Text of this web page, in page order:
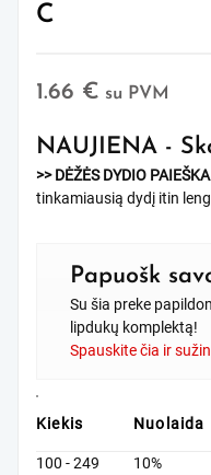
C
1.66 € su PVM
NAUJIENA -
>> DĖŽĖS DYDIO
tinkamiausią dydį itin
Papuošk
Su šia preke
lipdukų komplektą!
Spauskite čia ir
Kiekis Nuolaida
100 - 249 10%